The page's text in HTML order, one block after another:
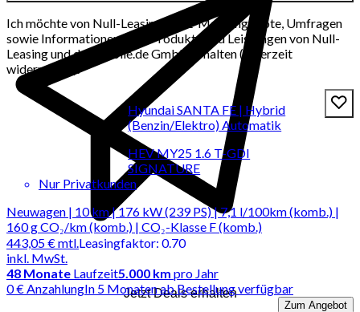
Jetzt Deals erhalten
Ich möchte von Null-Leasing per E-Mail Angebote, Umfragen
sowie Informationen über Produkte und Leistungen von Null-
Leasing und der mobile.de GmbH erhalten (jederzeit
widerrufbar).
Hyundai SANTA FE | Hybrid
(Benzin/Elektro) Automatik
HEV MY25 1.6 T-GDI
SIGNATURE
Nur Privatkunden
Neuwagen | 10 km | 176 kW (239 PS) | 7,1 l/100km (komb.) |
160 g CO₂/km (komb.) | CO₂-Klasse F (komb.)
443,05 €mtl.
inkl. MwSt.
Leasingfaktor: 0.70
48 Monate Laufzeit5.000 km pro Jahr
0 € AnzahlungIn 5 Monaten ab Bestellung verfügbar
Zum Angebot